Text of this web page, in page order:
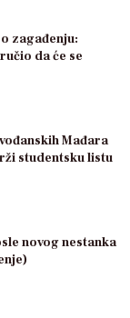
zagađenju:
da će se
Mađara
studentsku listu
novog nestanka